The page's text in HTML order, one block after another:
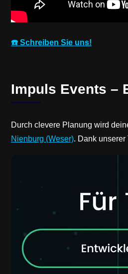
☎️ Schreiben Sie uns!
Impuls Events –
Durch clevere Planung wird
Nienburg (Weser). Dank